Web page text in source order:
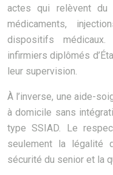
actes qui relèvent du
médicaments,
dispositifs
infirmiers diplômés
leur supervision.
À l’inverse, une aide-
à domicile sans
type SSIAD. Le
seulement la légalité
sécurité du senior et la